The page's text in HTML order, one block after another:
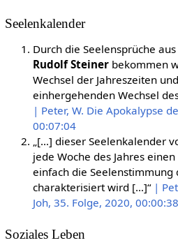
Seelenkalender
Durch die Seelensprüche
Rudolf Steinerbekommen
Wechsel der Jahreszeiten
einhergehenden Wechsel
| Peter, W. Die Apokalypse
00:07:04
„[…] dieser Seelenkalender
jede Woche des Jahres
einfach die Seelenstimmung
charakterisiert wird […]“ |
Joh, 35. Folge, 2020, 00:00:38
Soziales Leben